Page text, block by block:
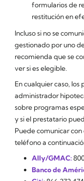
formularios de
restitución en
Incluso si no se
gestionado por uno
recomienda que se
ver si es elegible.
En cualquier caso,
administrador
sobre programas
y si el prestatario
Puede comunicar con
teléfono a
Ally/GMAC:
Banco de